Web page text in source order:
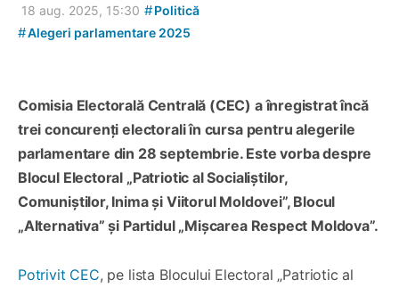
18 aug. 2025, 15:30 #Politică
#Alegeri parlamentare 2025
Comisia Electorală Centrală (CEC) a înregistrat încă
trei concurenți electorali în cursa pentru alegerile
parlamentare din 28 septembrie. Este vorba despre
Blocul Electoral „Patriotic al Socialiștilor,
Comuniștilor, Inima și Viitorul Moldovei”, Blocul
„Alternativa” și Partidul „Mișcarea Respect Moldova”.
Potrivit CEC, pe lista Blocului Electoral „Patriotic al